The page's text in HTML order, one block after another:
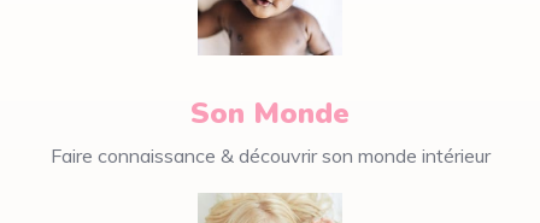
Son Monde
Faire connaissance & découvrir son monde intérieur